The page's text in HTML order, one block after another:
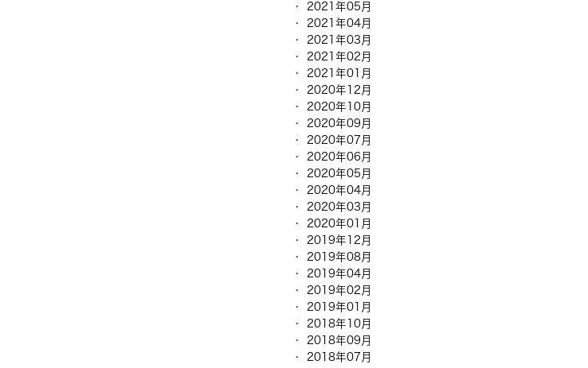
2021年05月
2021年04月
2021年03月
2021年02月
2021年01月
2020年12月
2020年10月
2020年09月
2020年07月
2020年06月
2020年05月
2020年04月
2020年03月
2020年01月
2019年12月
2019年08月
2019年04月
2019年02月
2019年01月
2018年10月
2018年09月
2018年07月